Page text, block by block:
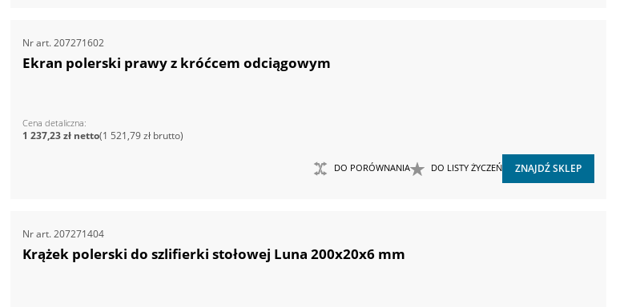
Nr art. 207271602
Ekran polerski prawy z króćcem odciągowym
Cena detaliczna
1 521,79 zł
1 237,23 zł
DO LISTY ŻYCZEŃ
DO PORÓWNANIA ZNAJDŹ SKLEP
Nr art. 207271404
Krążek polerski do szlifierki stołowej Luna 200x20x6 mm